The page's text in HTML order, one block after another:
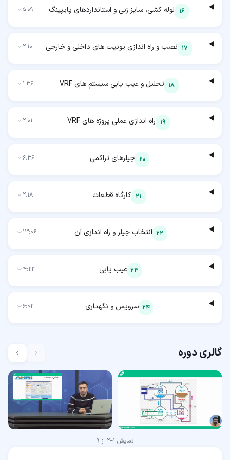
16 لوله کشی، سایز زنی و استانداردهای پایپینگ 5:09
17 نصب و راه اندازی یونیت های داخلی و خارجی 2:10
18 تحلیل و عیب یابی سیستم های VRF 1:36
19 راه اندازی عملی پروژه های VRF 2:01
20 چیلرهای تراکمی 6:36
21 کارگاه قطعات 2:18
22 انتخاب چیلر و راه اندازی آن 13:06
23 عیب یابی 4:23
24 سرویس و نگهداری 6:02
گالری دوره
نمایش 1
–
2 از 9